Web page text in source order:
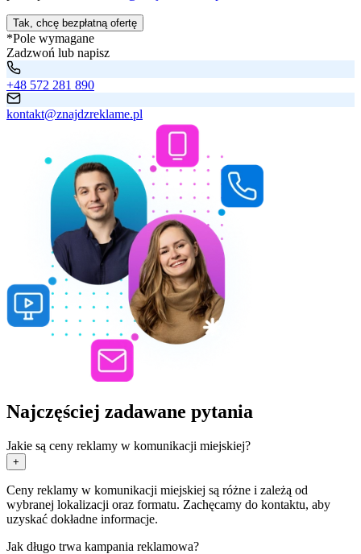
Tak, chcę bezpłatną ofertę
*Pole wymagane
Zadzwoń lub napisz
+48 572 281 890
kontakt@znajdzreklame.pl
Najczęściej zadawane pytania
Jakie są ceny reklamy w komunikacji miejskiej?
+
Ceny reklamy w komunikacji miejskiej są różne i zależą od
wybranej lokalizacji oraz formatu. Zachęcamy do kontaktu, aby
uzyskać dokładne informacje.
Jak długo trwa kampania reklamowa?